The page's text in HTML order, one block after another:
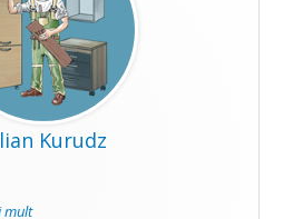
Kurudz
mult